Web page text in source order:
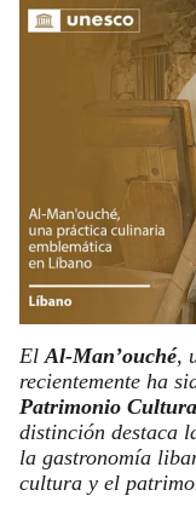
El Al-Man’ouché,
recientemente ha
Patrimonio
distinción destaca
la gastronomía
cultura y el